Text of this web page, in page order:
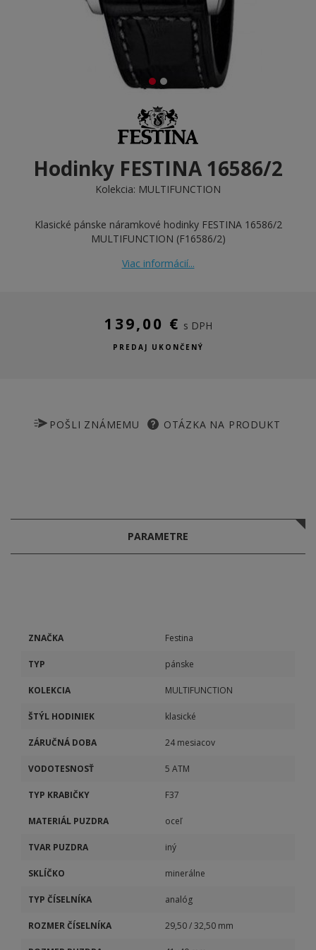
Hodinky FESTINA 16586/2
Kolekcia: MULTIFUNCTION
Klasické pánske náramkové hodinky FESTINA 16586/2
MULTIFUNCTION (F16586/2)
Viac informácií...
139,00 € s DPH
PREDAJ UKONČENÝ
POŠLI ZNÁMEMU OTÁZKA NA PRODUKT
PARAMETRE
ZNAČKA Festina
TYP pánske
KOLEKCIA MULTIFUNCTION
ŠTÝL HODINIEK klasické
ZÁRUČNÁ DOBA 24 mesiacov
VODOTESNOSŤ 5 ATM
TYP KRABIČKY F37
MATERIÁL PUZDRA oceľ
TVAR PUZDRA iný
SKLÍČKO minerálne
TYP ČÍSELNÍKA analóg
ROZMER ČÍSELNÍKA 29,50 / 32,50 mm